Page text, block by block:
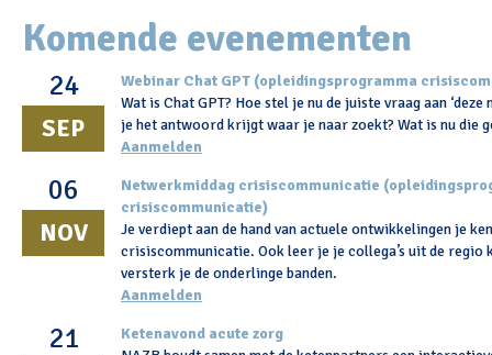
Komende evenementen
24
SEP
Webinar Chat GPT (opleidingsprogramma
Wat is Chat GPT? Hoe stel je nu de juiste vraag aan ‘deze
je het antwoord krijgt waar je naar zoekt? Wat is nu die
Aanmelden
06
NOV
Netwerkmiddag crisiscommunicatie
crisiscommunicatie)
Je verdiept aan de hand van actuele ontwikkelingen je
crisiscommunicatie. Ook leer je je collega’s uit de regio
versterk je de onderlinge banden.
Aanmelden
21
Ketenavond acute zorg